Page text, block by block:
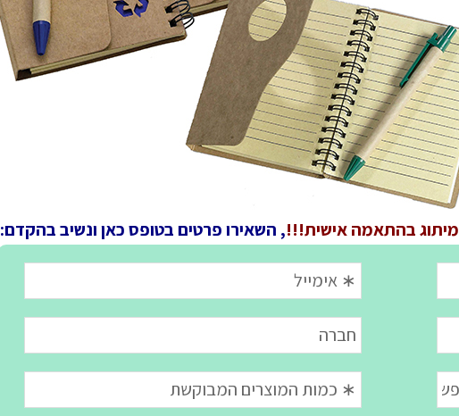
מיתוג בהתאמה אישית!!!, השאירו פרטים בטופס כאן ונשיב בהקדם: